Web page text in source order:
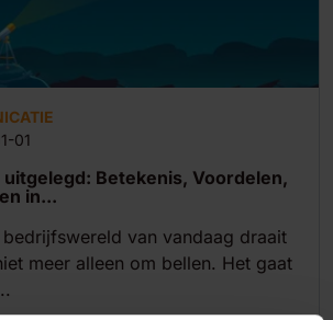
01
uitgelegd: Betekenis, Voordelen,
in...
bedrijfswereld van vandaag draait
meer alleen om bellen. Het gaat